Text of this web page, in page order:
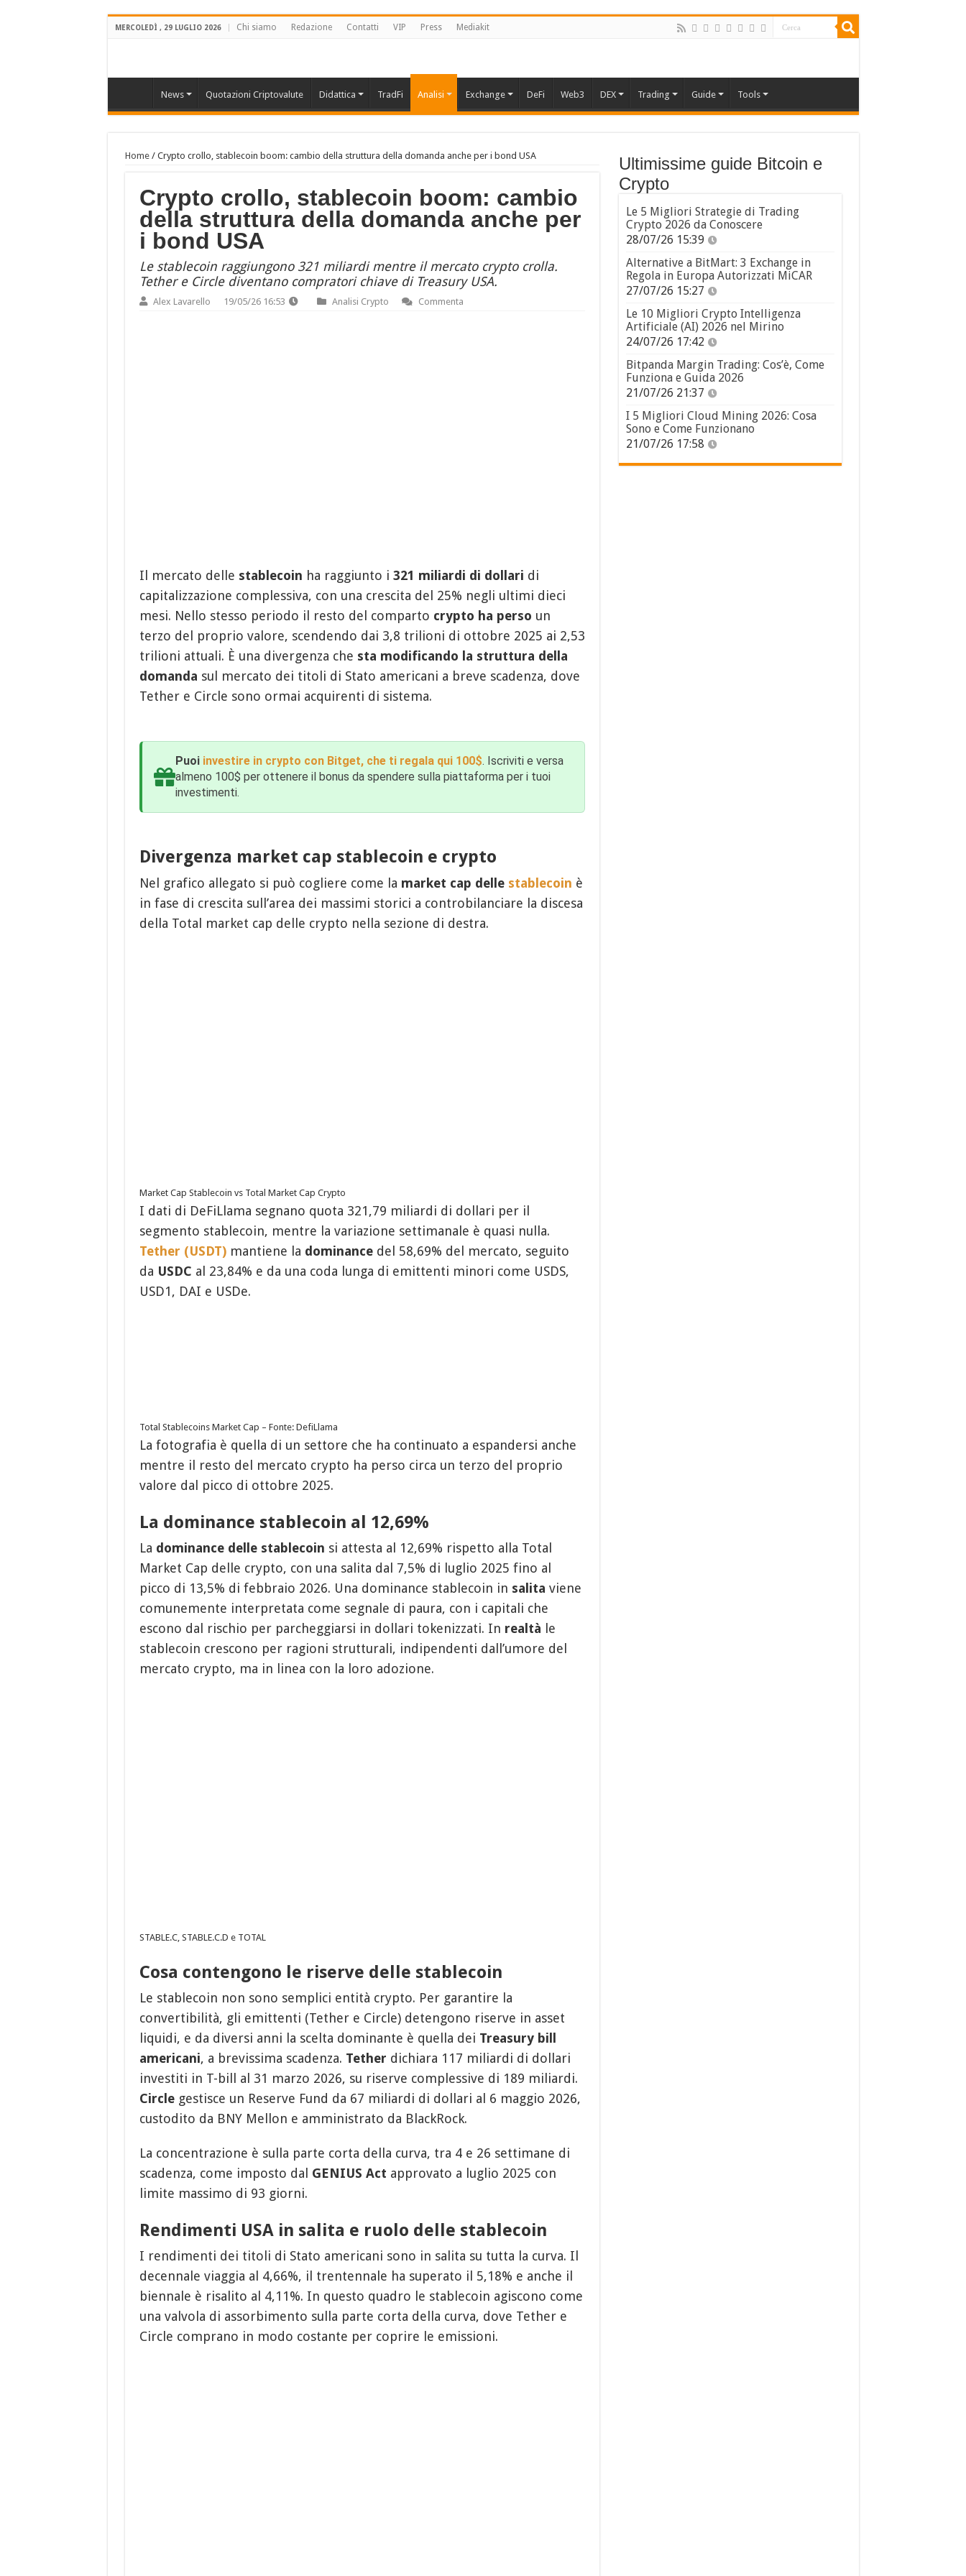
MERCOLEDÌ , 29 LUGLIO 2026 Chi siamo Redazione Contatti VIP Press Mediakit
News Quotazioni Criptovalute Didattica TradFi Analisi Exchange DeFi Web3 DEX Trading Guide Tools
Home/ Crypto crollo, stablecoin boom: cambio della struttura della domanda anche per i bond USA
Crypto crollo, stablecoin boom: cambio
della struttura della domanda anche per
i bond USA
Le stablecoin raggiungono 321 miliardi mentre il mercato crypto crolla.
Tether e Circle diventano compratori chiave di Treasury USA.
Alex Lavarello 19/05/26 16:53 Analisi Crypto Commenta
Il mercato delle stablecoin ha raggiunto i 321 miliardi di dollari di
capitalizzazione complessiva, con una crescita del 25% negli ultimi dieci
mesi. Nello stesso periodo il resto del comparto crypto ha perso un
terzo del proprio valore, scendendo dai 3,8 trilioni di ottobre 2025 ai 2,53
trilioni attuali. È una divergenza che sta modificando la struttura della
domanda sul mercato dei titoli di Stato americani a breve scadenza, dove
Tether e Circle sono ormai acquirenti di sistema.
Puoi investire in crypto con Bitget, che ti regala qui 100$. Iscriviti e versa
almeno 100$ per ottenere il bonus da spendere sulla piattaforma per i tuoi
investimenti.
Divergenza market cap stablecoin e crypto
Nel grafico allegato si può cogliere come la market cap delle stablecoin è
in fase di crescita sull’area dei massimi storici a controbilanciare la discesa
della Total market cap delle crypto nella sezione di destra.
Market Cap Stablecoin vs Total Market Cap Crypto
I dati di DeFiLlama segnano quota 321,79 miliardi di dollari per il
segmento stablecoin, mentre la variazione settimanale è quasi nulla.
Tether (USDT)mantiene la dominancedel 58,69% del mercato, seguito
da USDC al 23,84% e da una coda lunga di emittenti minori come USDS,
USD1, DAI e USDe.
Total Stablecoins Market Cap – Fonte: DefiLlama
La fotografia è quella di un settore che ha continuato a espandersi anche
mentre il resto del mercato crypto ha perso circa un terzo del proprio
valore dal picco di ottobre 2025.
La dominance stablecoin al 12,69%
La dominance delle stablecoin si attesta al 12,69% rispetto alla Total
Market Cap delle crypto, con una salita dal 7,5% di luglio 2025 fino al
picco di 13,5% di febbraio 2026. Una dominance stablecoin in salita viene
comunemente interpretata come segnale di paura, con i capitali che
escono dal rischio per parcheggiarsi in dollari tokenizzati. In realtà le
stablecoin crescono per ragioni strutturali, indipendenti dall’umore del
mercato crypto, ma in linea con la loro adozione.
STABLE.C, STABLE.C.D e TOTAL
Cosa contengono le riserve delle stablecoin
Le stablecoin non sono semplici entità crypto. Per garantire la
convertibilità, gli emittenti (Tether e Circle) detengono riserve in asset
liquidi, e da diversi anni la scelta dominante è quella dei Treasury bill
americani, a brevissima scadenza. Tether dichiara 117 miliardi di dollari
investiti in T-bill al 31 marzo 2026, su riserve complessive di 189 miliardi.
Circlegestisce un Reserve Fund da 67 miliardi di dollari al 6 maggio 2026,
custodito da BNY Mellon e amministrato da BlackRock.
La concentrazione è sulla parte corta della curva, tra 4 e 26 settimane di
scadenza, come imposto dal GENIUS Act approvato a luglio 2025 con
limite massimo di 93 giorni.
Rendimenti USA in salita e ruolo delle stablecoin
I rendimenti dei titoli di Stato americani sono in salita su tutta la curva. Il
decennale viaggia al 4,66%, il trentennale ha superato il 5,18% e anche il
biennale è risalito al 4,11%. In questo quadro le stablecoin agiscono come
una valvola di assorbimento sulla parte corta della curva, dove Tether e
Circle comprano in modo costante per coprire le emissioni.
Ultimissime guide Bitcoin e
Crypto
Le 5 Migliori Strategie di Trading
Crypto 2026 da Conoscere
28/07/26 15:39
Alternative a BitMart: 3 Exchange in
Regola in Europa Autorizzati MiCAR
27/07/26 15:27
Le 10 Migliori Crypto Intelligenza
Artificiale (AI) 2026 nel Mirino
24/07/26 17:42
Bitpanda Margin Trading: Cos’è, Come
Funziona e Guida 2026
21/07/26 21:37
I 5 Migliori Cloud Mining 2026: Cosa
Sono e Come Funzionano
21/07/26 17:58